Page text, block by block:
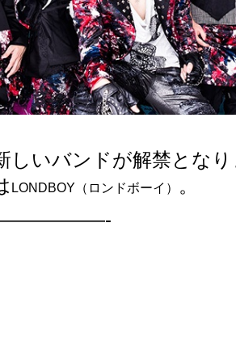
しいバンドが解禁とな
LONDBOY（ロンドボーイ）
。